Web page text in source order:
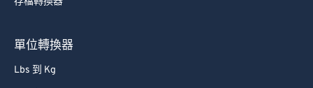
單位轉換器
Lbs 到 Kg